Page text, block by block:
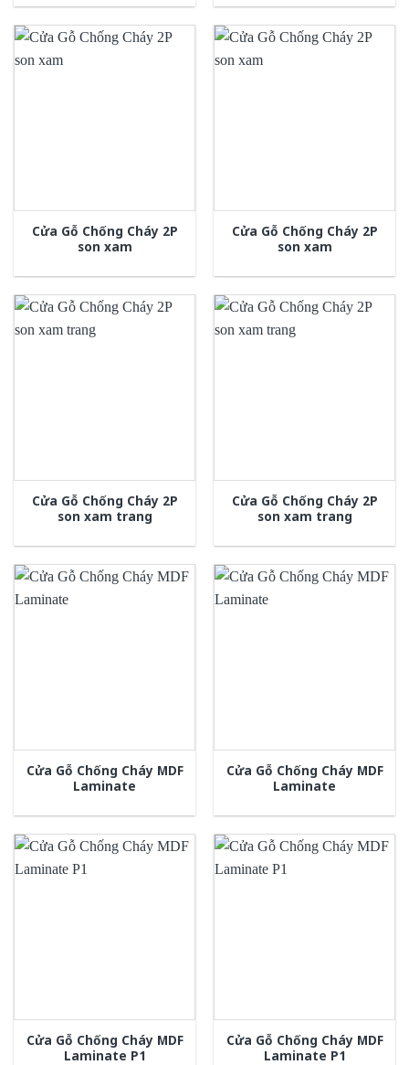
Cửa Gỗ Chống Cháy 2P
son xam
Cửa Gỗ Chống Cháy 2P
son xam
Cửa Gỗ Chống Cháy 2P
son xam trang
Cửa Gỗ Chống Cháy 2P
son xam trang
Cửa Gỗ Chống Cháy MDF
Laminate
Cửa Gỗ Chống Cháy MDF
Laminate
Cửa Gỗ Chống Cháy MDF
Laminate P1
Cửa Gỗ Chống Cháy MDF
Laminate P1